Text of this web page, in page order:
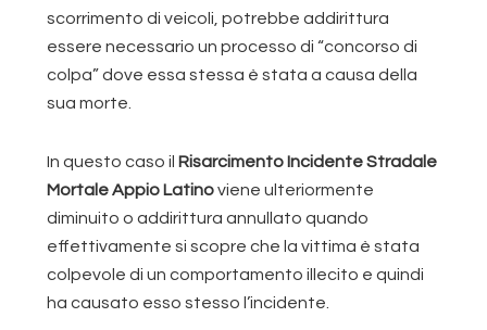
scorrimento di veicoli, potrebbe addirittura
essere necessario un processo di “concorso di
colpa” dove essa stessa è stata a causa della
sua morte.
In questo caso il Risarcimento Incidente Stradale
Mortale Appio Latinoviene ulteriormente
diminuito o addirittura annullato quando
effettivamente si scopre che la vittima è stata
colpevole di un comportamento illecito e quindi
ha causato esso stesso l’incidente.